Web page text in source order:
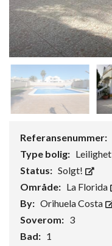
Referansenummer:
Type bolig: Leilighet
Status: Solgt!
Område: La Florida
By: Orihuela Costa
Soverom: 3
Bad: 1